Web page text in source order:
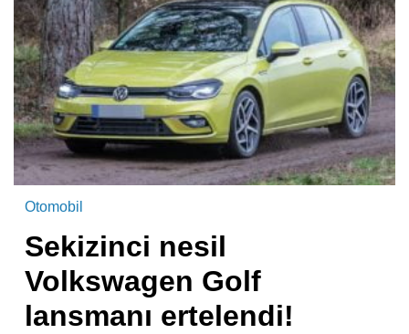
Otomobil
Sekizinci nesil
Volkswagen Golf
lansmanı ertelendi!